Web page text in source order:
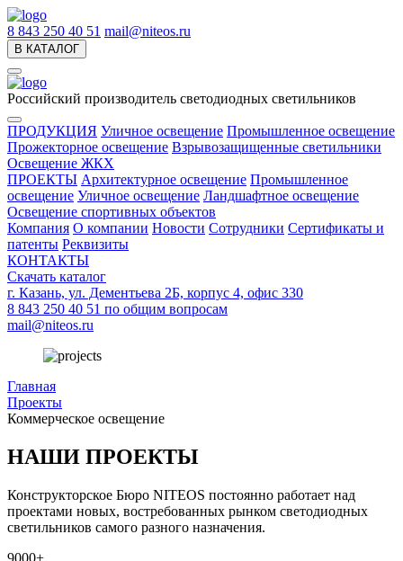
8 843 250 40 51 mail@niteos.ru
В КАТАЛОГ
Российский производитель светодиодных светильников
ПРОДУКЦИЯ Уличное освещение Промышленное освещение
Прожекторное освещение Взрывозащищенные светильники
Освещение ЖКХ
ПРОЕКТЫ Архитектурное освещение Промышленное
освещение Уличное освещение Ландшафтное освещение
Освещение спортивных объектов
Компания О компании Новости Сотрудники Сертификаты и
патенты Реквизиты
КОНТАКТЫ
Скачать каталог
г. Казань, ул. Дементьева 2Б, корпус 4, офис 330
8 843 250 40 51 по общим вопросам
mail@niteos.ru
Главная
Проекты
Коммерческое освещение
НАШИ ПРОЕКТЫ
Конструкторское Бюро NITEOS постоянно работает над
проектами новых, востребованных рынком светодиодных
светильников самого разного назначения.
9000+